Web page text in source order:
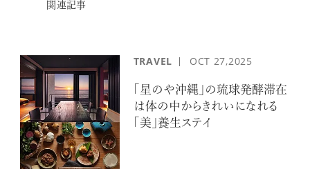
関連記事
TRAVEL OCT 27,2025
｢星のや沖縄｣の琉球発酵滞在
は体の中からきれいになれる
｢美｣養生ステイ